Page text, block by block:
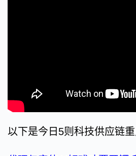
以下是今日5则科技供应链重